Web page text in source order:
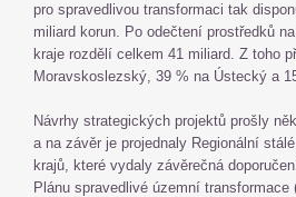
pro spravedlivou transformaci tak
miliard korun. Po odečtení prostředků
kraje rozdělí celkem 41 miliard. Z toho
Moravskoslezský, 39 % na Ústecký a
Návrhy strategických projektů prošly
a na závěr je projednaly Regionální
krajů, které vydaly závěrečná
Plánu spravedlivé územní